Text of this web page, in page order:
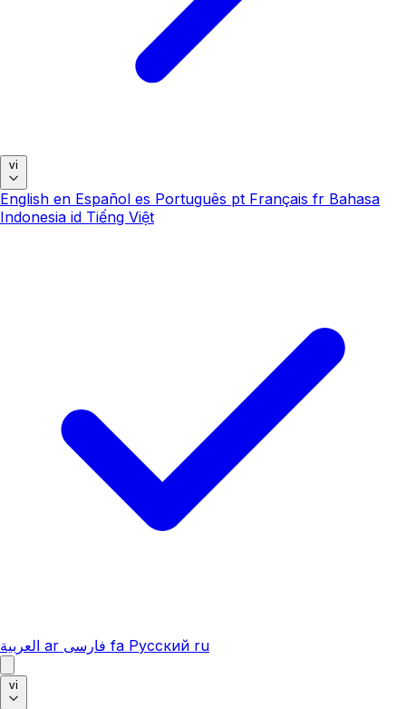
vi
English en Español es Português pt Français fr Bahasa
Indonesia id Tiếng Việt
العربية ar فارسی fa Русский ru
vi